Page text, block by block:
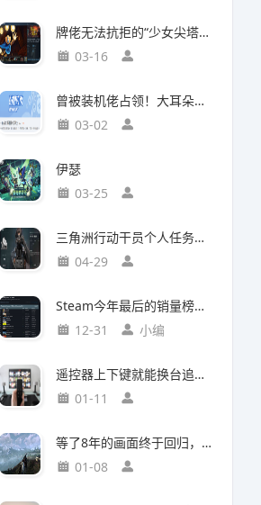
牌佬无法抗拒的“少女尖塔”竟然是个搜打撤？
03-16
曾被装机佬占领！大耳朵图图贴吧重归故主
03-02
伊瑟
03-25
三角洲行动干员个人任务一览及完成建议【无名篇】
04-29
Steam今年最后的销量榜！最后赢家不是《光与影：33号远征队》
12-31
小编
遥控器上下键就能换台追剧，这款神器竟然打破了传统电视的所有限制
01-11
等了8年的画面终于回归，这个Mod竟然让《巫师3》重现当年神级预告
01-08